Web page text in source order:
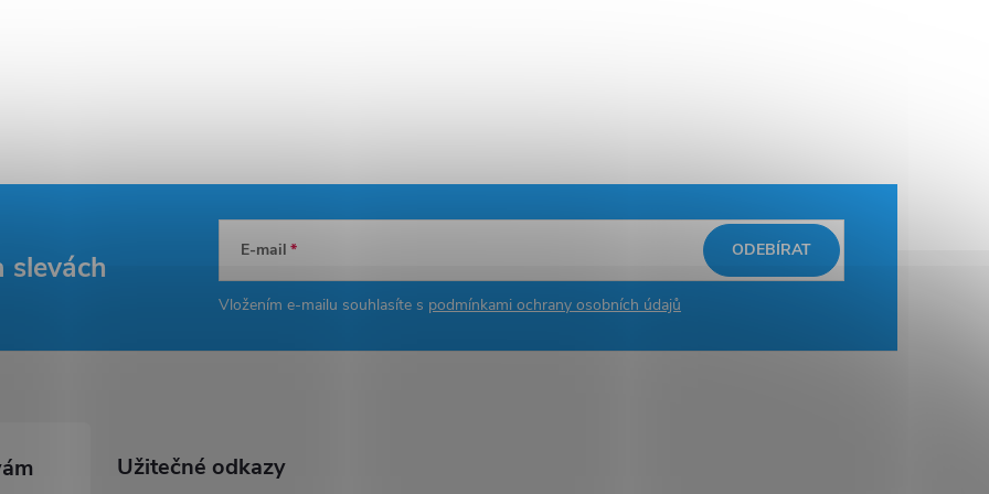
slevách E-mail
Vložením e-mailu souhlasíte s podmínkami ochrany osobních údajů
ODEBÍRAT
Užitečné odkazy